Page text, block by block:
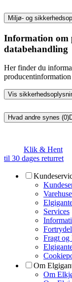
Miljø- og
Information om
databehandling
Her finder du
producentinformation
Vis
Hvad andre synes (0)
Klik & Hent
til 30 dages returret
Services
Fragt og
Om
Om